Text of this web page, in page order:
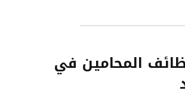
المحامين في